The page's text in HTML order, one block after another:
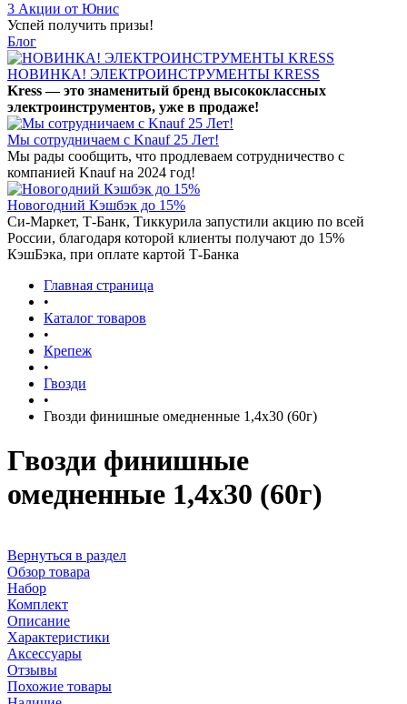
3 Акции от Юнис
Успей получить призы!
Блог
НОВИНКА! ЭЛЕКТРОИНСТРУМЕНТЫ KRESS
Kress — это знаменитый бренд высококлассных
электроинструментов, уже в продаже!
Мы сотрудничаем с Knauf 25 Лет!
Мы рады сообщить, что продлеваем сотрудничество с
компанией Knauf на 2024 год!
Новогодний Кэшбэк до 15%
Си-Маркет, Т-Банк, Тиккурила запустили акцию по всей
России, благодаря которой клиенты получают до 15%
КэшБэка, при оплате картой Т-Банка
Главная страница
•
Каталог товаров
•
Крепеж
•
Гвозди
•
Гвозди финишные омедненные 1,4х30 (60г)
Гвозди финишные
омедненные 1,4х30 (60г)
Вернуться в раздел
Обзор товара
Набор
Комплект
Описание
Характеристики
Аксессуары
Отзывы
Похожие товары